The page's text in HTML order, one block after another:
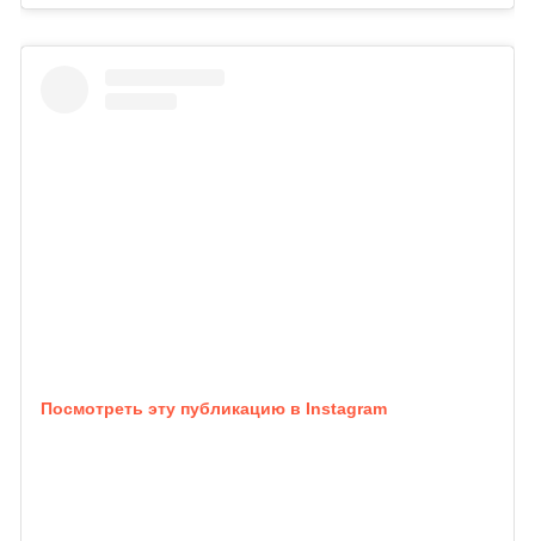
Посмотреть эту публикацию в Instagram